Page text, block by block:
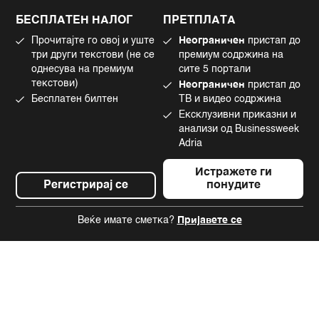
БЕСПЛАТЕН НАЛОГ
Прочитајте го овој и уште
три други текстови (не се
однесува на премиум
текстови)
Бесплатен билтен
Регистрирај се
ПРЕТПЛАТА
Неограничен пристап до
премиум содржина на
сите 5 портали
Неограничен пристап до
ТВ и видео содржина
Ексклузивни приказни и
анализи од Businessweek
Adria
Истражете ги
понудите
Веќе имате сметка? Пријавете се
Употреба на вештачка интелигенција
Tiktok
©2022 - 2026 Bloomberg L.P. All Rights Reserved. BLOOMBERG and the
BLOOMBERG logo are registered trademarks and service marks of
Bloomberg Finance L.P. or its subsidiaries, displayed with permission
Bloomberg Adria is a Mtel Swiss SA Property
News CMS by Cubes